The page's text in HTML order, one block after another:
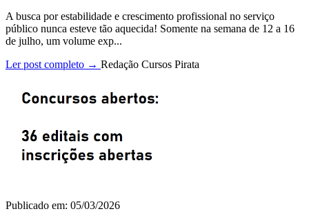
A busca por estabilidade e crescimento profissional no serviço
público nunca esteve tão aquecida! Somente na semana de 12 a 16
de julho, um volume exp...
Ler post completo → Redação Cursos Pirata
Publicado em: 05/03/2026